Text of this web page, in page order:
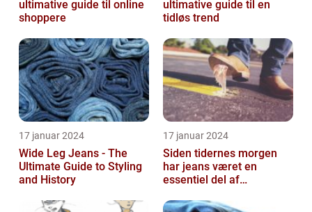
ultimative guide til online
shoppere
ultimative guide til en
tidløs trend
17 januar 2024
Wide Leg Jeans - The
Ultimate Guide to Styling
and History
17 januar 2024
Siden tidernes morgen
har jeans været en
essentiel del af
mange mennesker